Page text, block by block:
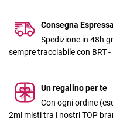
Consegna
Spedizione in 48h
sempre tracciabile con BRT
Un regalino per te
Con ogni ordine
2ml misti tra i nostri TOP